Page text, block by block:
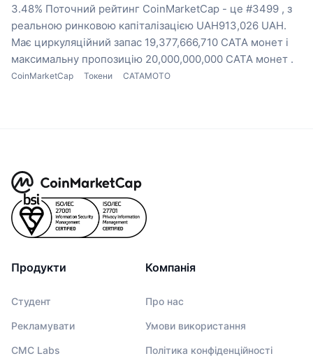
3.48% Поточний рейтинг CoinMarketCap - це #3499 , з
реальною ринковою капіталізацією UAH913,026 UAH.
Має циркуляційний запас 19,377,666,710 CATA монет і
максимальну пропозицію 20,000,000,000 CATA монет .
CoinMarketCap Токени CATAMOTO
Продукти
Студент
Рекламувати
CMC Labs
Компанія
Про нас
Умови використання
Політика конфіденційності